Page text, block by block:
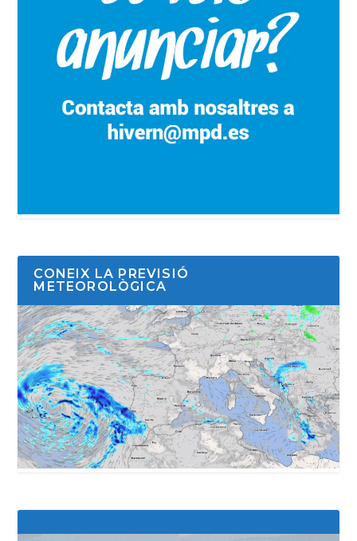
CONEIX LA PREVISIÓ
METEOROLÒGICA